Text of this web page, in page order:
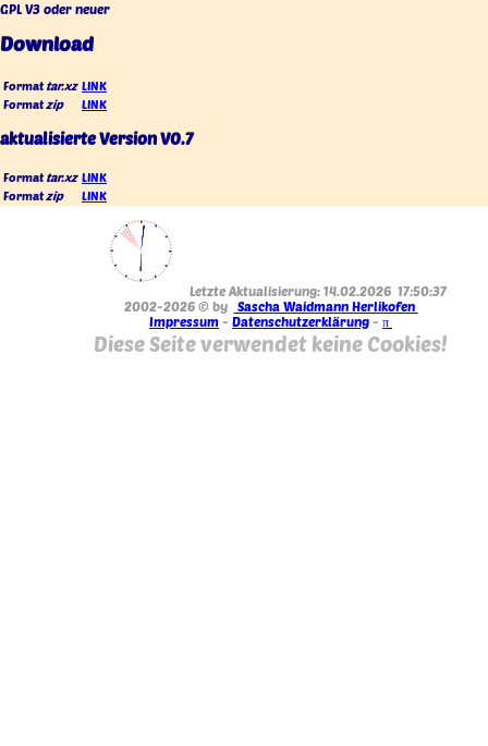
GPL V3 oder neuer
Download
Formattar.xz LINK
Formatzip LINK
aktualisierte Version V0.7
Formattar.xz LINK
Formatzip LINK
Letzte Aktualisierung: 14.02.2026 17:50:37
2002-2026 © by
Sascha Waidmann Herlikofen
Impressum - Datenschutzerklärung - π
Diese Seite verwendet keine Cookies!